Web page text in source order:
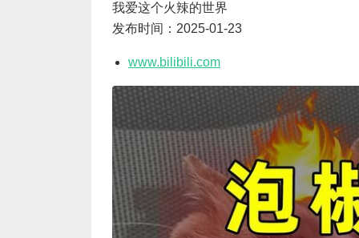
我爱这个火辣的世界
发布时间：2025-01-23
www.bilibili.com